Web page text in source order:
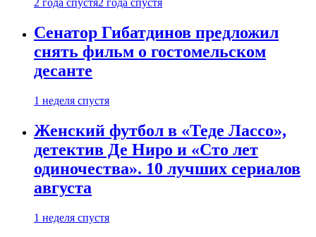
2 года спустя2 года спустя
Сенатор Гибатдинов предложил
снять фильм о гостомельском
десанте
1 неделя спустя
Женский футбол в «Теде Лассо»,
детектив Де Ниро и «Сто лет
одиночества». 10 лучших сериалов
августа
1 неделя спустя